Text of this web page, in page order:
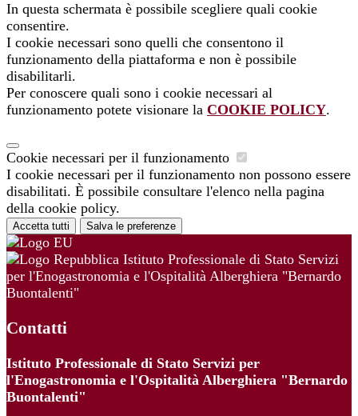
In questa schermata è possibile scegliere quali cookie
consentire.
I cookie necessari sono quelli che consentono il
funzionamento della piattaforma e non è possibile
disabilitarli.
Per conoscere quali sono i cookie necessari al
funzionamento potete visionare la COOKIE POLICY.
Cookie necessari per il funzionamento
I cookie necessari per il funzionamento non possono essere
disabilitati. È possibile consultare l'elenco nella pagina
della cookie policy.
Accetta tutti Salva le preferenze
Istituto Professionale di Stato Servizi
per l'Enogastronomia e l'Ospitalità Alberghiera "Bernardo
Buontalenti"
Contatti
Istituto Professionale di Stato Servizi per
l'Enogastronomia e l'Ospitalità Alberghiera "Bernardo
Buontalenti"